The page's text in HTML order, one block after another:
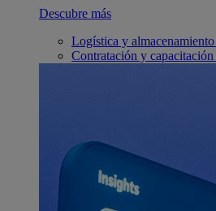
Descubre más
Logística y almacenamiento
Contratación y capacitación